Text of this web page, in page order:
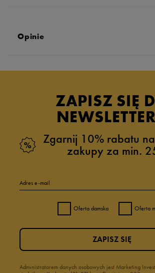
Opinie
ZAPISZ SIĘ
Zgarnij 10% rabatu
zakupy za min.
Adres e-mail
Oferta damska Oferta
Administratorem danych osobowych jest Marketing
ZAPISZ SIĘ